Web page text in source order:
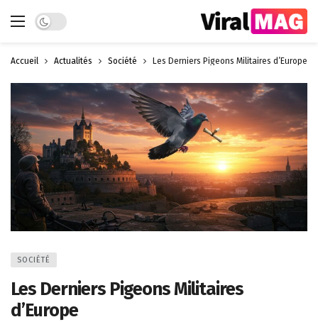
Dark mode
Accueil Actualités Société Les Derniers Pigeons Militaires d’Europe
SOCIÉTÉ
Les Derniers Pigeons Militaires
d’Europe